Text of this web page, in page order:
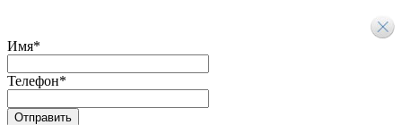
Имя*
Телефон*